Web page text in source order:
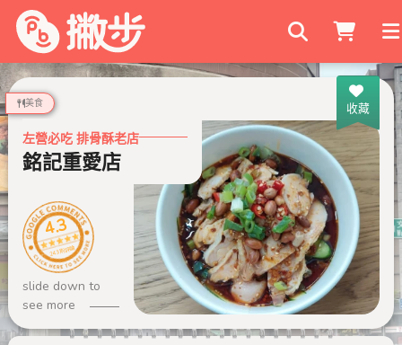
搜尋商家
收藏
美食
左營必吃 排骨酥老店
銘記重愛店
4.3
243 則評論
slide down to
see more